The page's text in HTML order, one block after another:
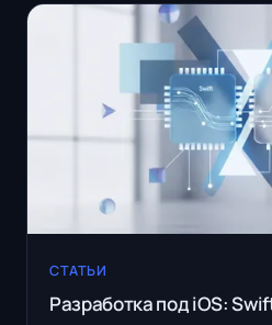
СТАТЬИ
Разработка под iOS: